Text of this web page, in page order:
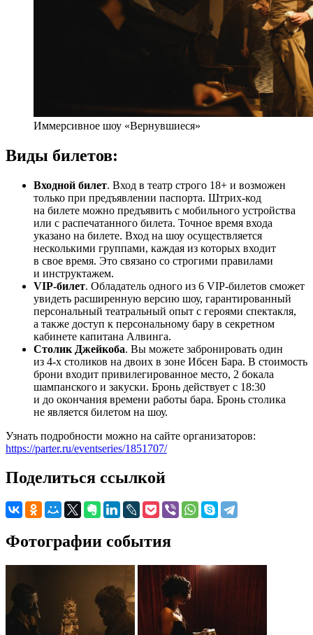
Иммерсивное шоу «Вернувшиеся»
Виды билетов:
Входной билет. Вход в театр строго 18+ и возможен
только при предъявлении паспорта. Штрих-код
на билете можно предъявить с мобильного устройства
или с распечатанного билета. Точное время входа
указано на билете. Вход на шоу осуществляется
несколькими группами, каждая из которых входит
в свое время. Это связано со строгими правилами
и инструктажем.
VIP-билет. Обладатель одного из 6 VIP-билетов сможет
увидеть расширенную версию шоу, гарантированный
персональный театральный опыт с героями спектакля,
а также доступ к персональному бару в секретном
кабинете капитана Алвинга.
Столик Джейкоба. Вы можете забронировать один
из 4-х столиков на двоих в зоне Ибсен Бара. В стоимость
брони входит привилегированное место, 2 бокала
шампанского и закуски. Бронь действует с 18:30
и до окончания времени работы бара. Бронь столика
не является билетом на шоу.
Узнать подробности можно на сайте организаторов:
https://parter.ru/eventseries/1851707/
Поделиться ссылкой
Фотографии события